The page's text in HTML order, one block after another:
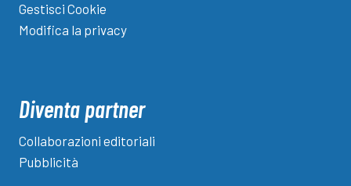
Gestisci Cookie
Modifica la privacy
Diventa partner
Collaborazioni editoriali
Pubblicità